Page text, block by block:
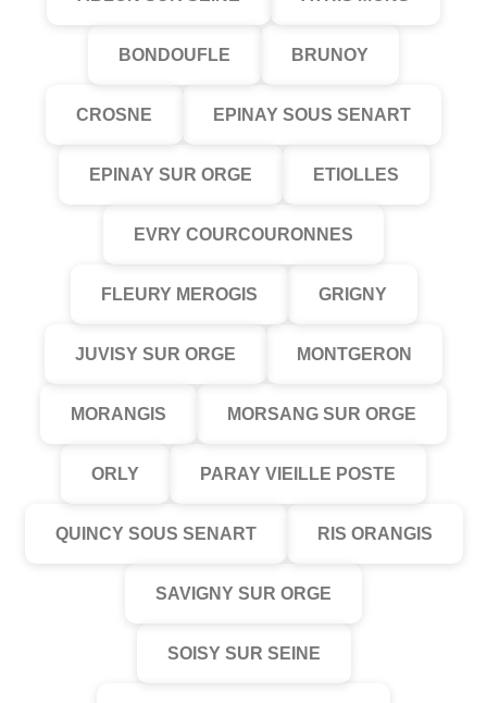
BONDOUFLE BRUNOY
CROSNE EPINAY SOUS SENART
EPINAY SUR ORGE ETIOLLES
EVRY COURCOURONNES
FLEURY MEROGIS GRIGNY
JUVISY SUR ORGE MONTGERON
MORANGIS MORSANG SUR ORGE
ORLY PARAY VIEILLE POSTE
QUINCY SOUS SENART RIS ORANGIS
SAVIGNY SUR ORGE
SOISY SUR SEINE